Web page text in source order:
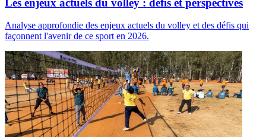
Analyse approfondie des enjeux actuels du volley et des défis qui
façonnent l'avenir de ce sport en 2026.